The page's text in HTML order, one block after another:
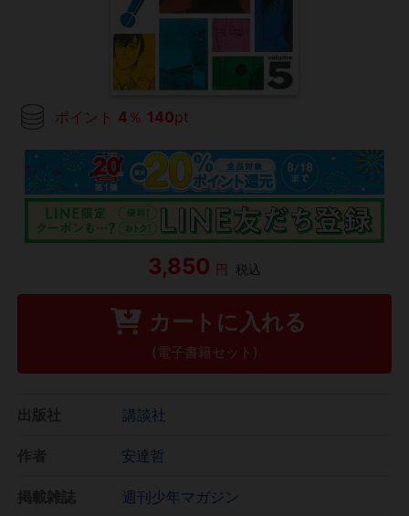
ポイント 4 ％ 140pt
3,850 円 税込
カートに入れる
(電子書籍セット)
講談社
安達哲
週刊少年マガジン